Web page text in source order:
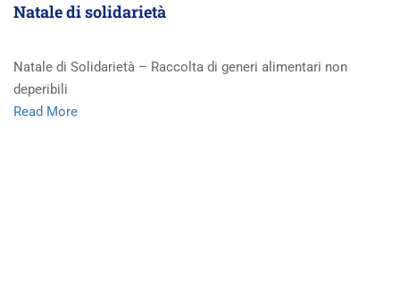
Natale di solidarietà
Natale di Solidarietà – Raccolta di generi alimentari non
deperibili
Read More